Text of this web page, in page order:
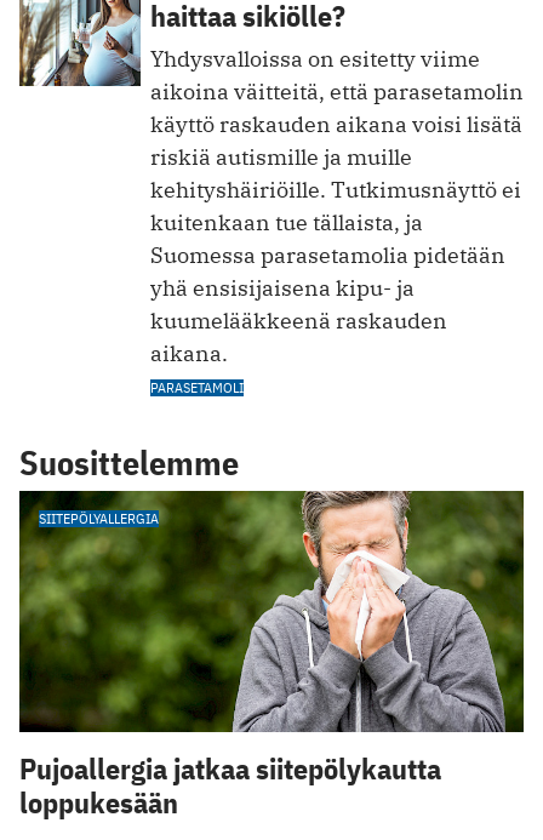
haittaa sikiölle?
Yhdysvalloissa on esitetty viime
aikoina väitteitä, että parasetamolin
käyttö raskauden aikana voisi lisätä
riskiä autismille ja muille
kehityshäiriöille. Tutkimusnäyttö ei
kuitenkaan tue tällaista, ja
Suomessa parasetamolia pidetään
yhä ensisijaisena kipu- ja
kuumelääkkeenä raskauden
aikana.
PARASETAMOLI
Suosittelemme
SIITEPÖLYALLERGIA
Pujoallergia jatkaa siitepölykautta
loppukesään